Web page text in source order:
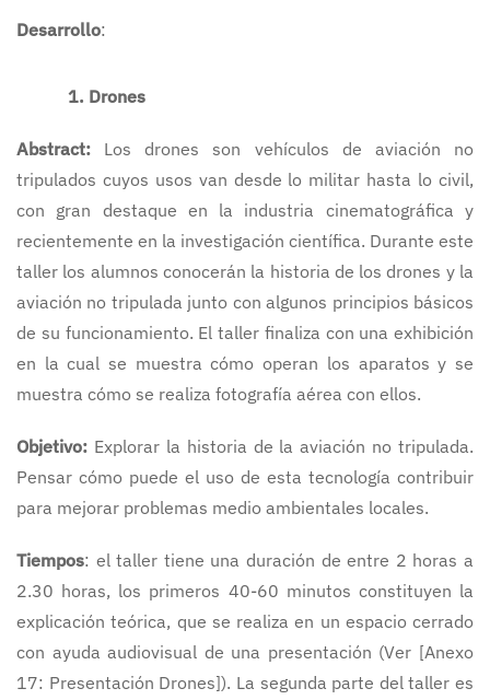
Desarrollo:
1. Drones
Abstract: Los drones son vehículos de aviación no
tripulados cuyos usos van desde lo militar hasta lo civil,
con gran destaque en la industria cinematográfica y
recientemente en la investigación científica. Durante este
taller los alumnos conocerán la historia de los drones y la
aviación no tripulada junto con algunos principios básicos
de su funcionamiento. El taller finaliza con una exhibición
en la cual se muestra cómo operan los aparatos y se
muestra cómo se realiza fotografía aérea con ellos.
Objetivo: Explorar la historia de la aviación no tripulada.
Pensar cómo puede el uso de esta tecnología contribuir
para mejorar problemas medio ambientales locales.
Tiempos: el taller tiene una duración de entre 2 horas a
2.30 horas, los primeros 40-60 minutos constituyen la
explicación teórica, que se realiza en un espacio cerrado
con ayuda audiovisual de una presentación (Ver [Anexo
17: Presentación Drones]). La segunda parte del taller es